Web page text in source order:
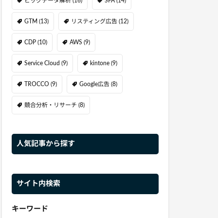
GTM (13) リスティング広告 (12)
CDP (10) AWS (9)
Service Cloud (9) kintone (9)
TROCCO (9) Google広告 (8)
競合分析・リサーチ (8)
人気記事から探す
サイト内検索
キーワード